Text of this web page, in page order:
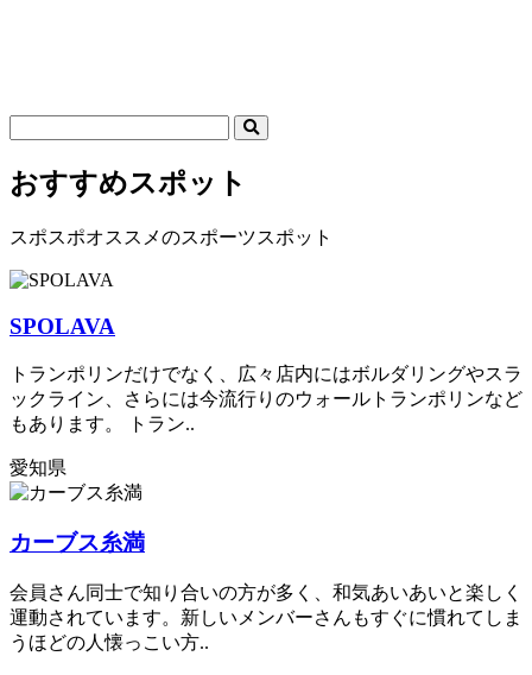
おすすめスポット
スポスポオススメのスポーツスポット
SPOLAVA
トランポリンだけでなく、広々店内にはボルダリングやスラ
ックライン、さらには今流行りのウォールトランポリンなど
もあります。 トラン..
愛知県
カーブス糸満
会員さん同士で知り合いの方が多く、和気あいあいと楽しく
運動されています。新しいメンバーさんもすぐに慣れてしま
うほどの人懐っこい方..